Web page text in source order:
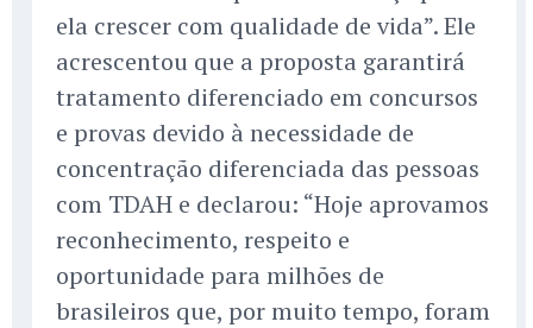
ela crescer com qualidade de vida”. Ele
acrescentou que a proposta garantirá
tratamento diferenciado em concursos
e provas devido à necessidade de
concentração diferenciada das pessoas
com TDAH e declarou: “Hoje aprovamos
reconhecimento, respeito e
oportunidade para milhões de
brasileiros que, por muito tempo, foram